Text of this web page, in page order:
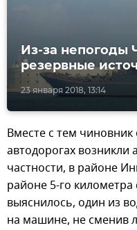
23 января 2018, 13:14
Из-за непогоды
резервные
Вместе с тем
автодорогах возникли
частности, в районе
районе 5-го километра
выяснилось, один из
на машине, не сменив